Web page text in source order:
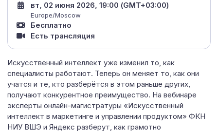
Искусственный интеллект уже изменил то, как
специалисты работают. Теперь он меняет то, как они
учатся и те, кто разберётся в этом раньше других,
получают конкурентное преимущество. На вебинаре
эксперты онлайн-магистратуры «Искусственный
интеллект в маркетинге и управлении продуктом» ФКН
НИУ ВШЭ и Яндекс разберут, как грамотно
вт, 02 июня 2026, 19:00 (GMT+03:00)
Europe/Moscow
Бесплатно
Есть трансляция